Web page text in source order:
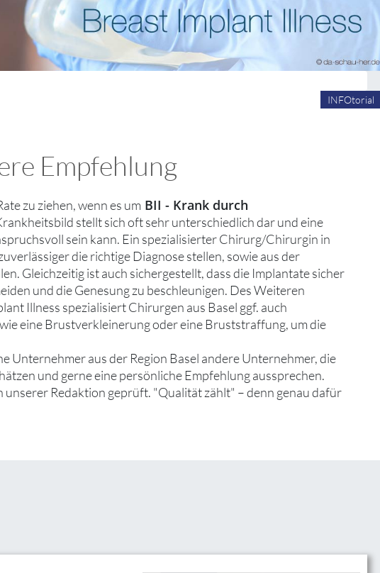
INFOtorial
Empfehlung
zu ziehen, wenn es um BII - Krank durch
stellt sich oft sehr unterschiedlich dar und eine
sein kann. Ein spezialisierter Chirurg/Chirurgin in
die richtige Diagnose stellen, sowie aus der
Gleichzeitig ist auch sichergestellt, dass die Implantate sicher
und die Genesung zu beschleunigen. Des Weiteren
Illness spezialisiert Chirurgen aus Basel ggf. auch
eine Brustverkleinerung oder eine Bruststraffung, um die
Unternehmer aus der Region Basel andere Unternehmer, die
und gerne eine persönliche Empfehlung aussprechen.
Redaktion geprüft. "Qualität zählt" – denn genau dafür